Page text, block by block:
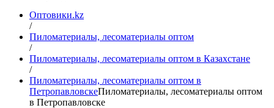
Оптовики.kz
/
Пиломатериалы, лесоматериалы оптом
/
Пиломатериалы, лесоматериалы оптом в Казахстане
/
Пиломатериалы, лесоматериалы оптом в
ПетропавловскеПиломатериалы, лесоматериалы оптом
в Петропавловске